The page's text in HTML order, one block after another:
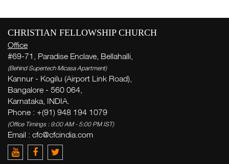
CHRISTIAN FELLOWSHIP CHURCH
Office
#69-71, Paradise Enclave, Bellahalli,
(Behind Supertech Micasa Apartment)
Kannur - Kogilu (Airport Link Road),
Bangalore - 560 064,
Karnataka, INDIA.
Phone : +(91) 948 194 1079
(Office Timings : 9:00 AM - 5:00 PM IST)
Email : cfc@cfcindia.com